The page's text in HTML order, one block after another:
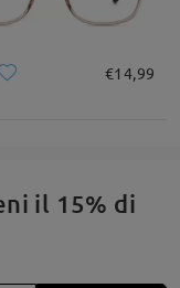
€14,99
il 15% di